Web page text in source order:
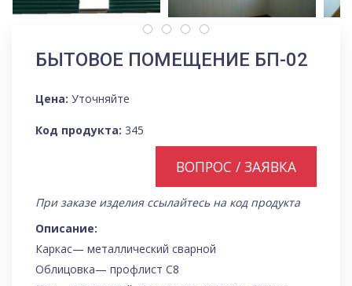
БЫТОВОЕ ПОМЕЩЕНИЕ БП-02
Цена: Уточняйте
Код продукта: 345
ВОПРОС / ЗАЯВКА
При заказе изделия ссылайтесь на код продукта
Описание:
Каркас— металлический сварной
Облицовка— профлист С8